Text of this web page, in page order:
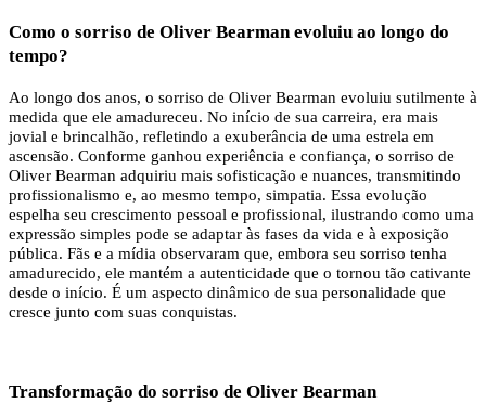
Como o sorriso de Oliver Bearman evoluiu ao longo do
tempo?
Ao longo dos anos, o sorriso de Oliver Bearman evoluiu sutilmente à
medida que ele amadureceu. No início de sua carreira, era mais
jovial e brincalhão, refletindo a exuberância de uma estrela em
ascensão. Conforme ganhou experiência e confiança, o sorriso de
Oliver Bearman adquiriu mais sofisticação e nuances, transmitindo
profissionalismo e, ao mesmo tempo, simpatia. Essa evolução
espelha seu crescimento pessoal e profissional, ilustrando como uma
expressão simples pode se adaptar às fases da vida e à exposição
pública. Fãs e a mídia observaram que, embora seu sorriso tenha
amadurecido, ele mantém a autenticidade que o tornou tão cativante
desde o início. É um aspecto dinâmico de sua personalidade que
cresce junto com suas conquistas.
Transformação do sorriso de Oliver Bearman